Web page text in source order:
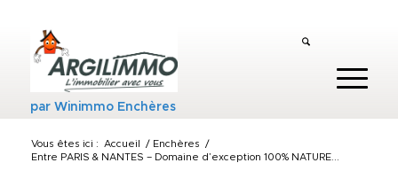
parWinimmo Enchères
Vous êtes ici : Accueil / Enchères
/
Entre PARIS & NANTES – Domaine d’exception 100% NATURE...